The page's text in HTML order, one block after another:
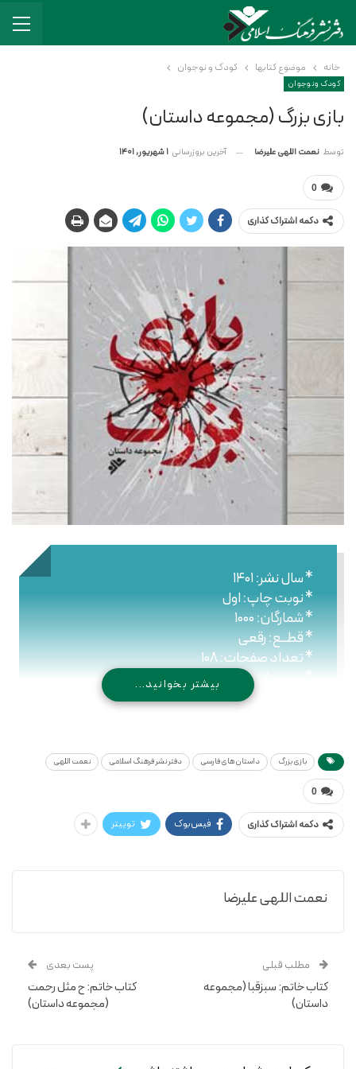
خانه موضوع کتابها کودک و نوجوان
کودک و نوجوان
بازی بزرگ (مجموعه داستان)
توسط نعمت اللهی علیرضا آخرین بروزرسانی 1 شهریور, 1401
0
دکمه اشتراک گذاری
* سال نشر: ۱۴۰۱
* نوبت چاپ: اول
* شمارگان: ۱۰۰۰
* قطــع: رقعی
* تعداد صفحات: ۱۰۸
* نـوع جلـد: شومیز
بازی بزرگ (مجموعه داستان)
بیشتر بخوانید...
بازی بزرگ داستان های فارسی دفتر نشر فرهنگ اسلامی نعمت اللهی
0
دکمه اشتراک گذاری فیس‌بوک توییتر
نعمت اللهی علیرضا
مطلب قبلی
کتاب خاتم: سبزقبا (مجموعه
داستان)
پست بعدی
کتاب خاتم: ح مثل رحمت
(مجموعه داستان)